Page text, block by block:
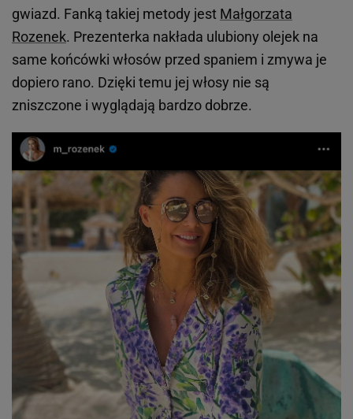
gwiazd. Fanką takiej metody jest Małgorzata
Rozenek. Prezenterka nakłada ulubiony olejek na
same końcówki włosów przed spaniem i zmywa je
dopiero rano. Dzięki temu jej włosy nie są
zniszczone i wyglądają bardzo dobrze.